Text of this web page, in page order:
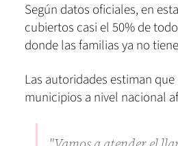
Según datos oficiales, en
cubiertos casi el 50% de
donde las familias ya no
Las autoridades estiman
municipios a nivel nacional